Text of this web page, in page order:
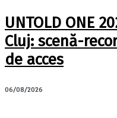
UNTOLD ONE
Cluj: scenă-
de acces
06/08/2026